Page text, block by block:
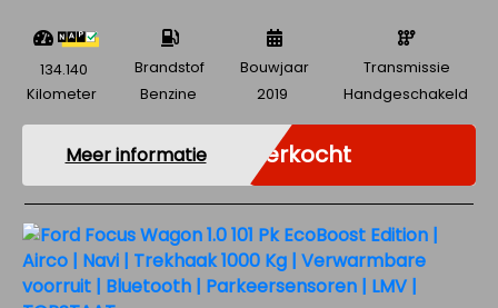
134.140
Kilometer
Brandstof
Benzine
Bouwjaar
2019
Transmissie
Handgeschakeld
Meer informatie Verkocht